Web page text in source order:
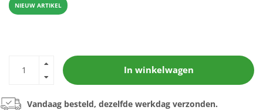
NIEUW ARTIKEL
In winkelwagen
Vandaag besteld, dezelfde werkdag verzonden.